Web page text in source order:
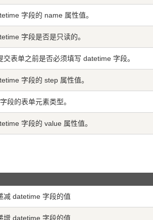
字段的 name 属性值。
字段是否是只读的。
交表单之前是否必须填写 datetime 字段。
字段的 step 属性值。
段的表单元素类型。
字段的 value 属性值。
减 datetime 字段的值
增 datetime 字段的值